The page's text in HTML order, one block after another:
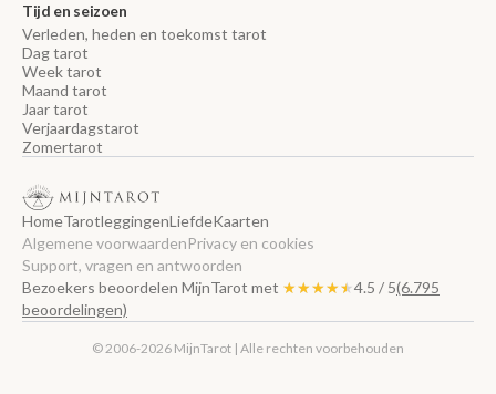
Tijd en seizoen
Verleden, heden en toekomst tarot
Dag tarot
Week tarot
Maand tarot
Jaar tarot
Verjaardagstarot
Zomertarot
HomeTarotleggingenLiefdeKaarten
Algemene voorwaardenPrivacy en cookies
Support, vragen en antwoorden
Bezoekers beoordelen MijnTarot met ★★★★★
★★★★★4.5 / 5(6.795
beoordelingen)
© 2006-2026 MijnTarot | Alle rechten voorbehouden